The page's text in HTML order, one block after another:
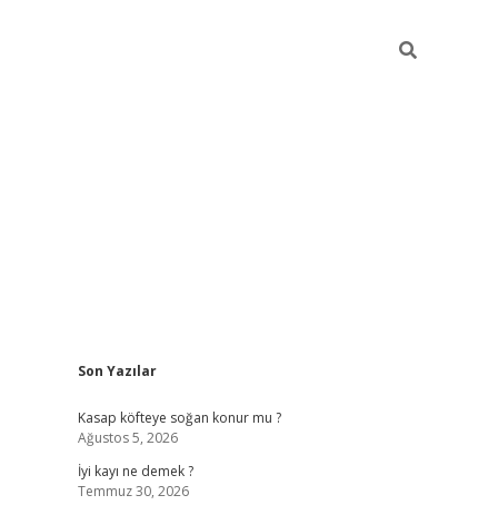
Sidebar
Son Yazılar
Kasap köfteye soğan konur mu ?
Ağustos 5, 2026
İyi kayı ne demek ?
Temmuz 30, 2026